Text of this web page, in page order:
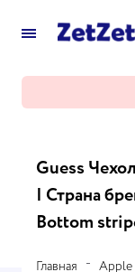
Guess
| Страна
Bottom
Главная Apple